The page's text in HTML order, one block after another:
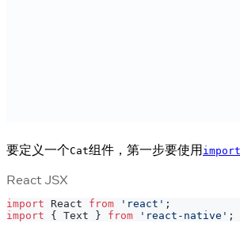
要定义一个Cat组件，第一步要使用import
React JSX
import React from 'react' ;
import
{ Text } from 'react-native' ;